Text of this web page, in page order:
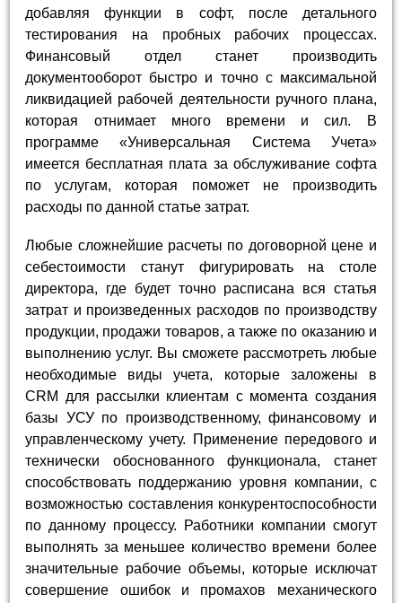
добавляя функции в софт, после детального
тестирования на пробных рабочих процессах.
Финансовый отдел станет производить
документооборот быстро и точно с максимальной
ликвидацией рабочей деятельности ручного плана,
которая отнимает много времени и сил. В
программе «Универсальная Система Учета»
имеется бесплатная плата за обслуживание софта
по услугам, которая поможет не производить
расходы по данной статье затрат.
Любые сложнейшие расчеты по договорной цене и
себестоимости станут фигурировать на столе
директора, где будет точно расписана вся статья
затрат и произведенных расходов по производству
продукции, продажи товаров, а также по оказанию и
выполнению услуг. Вы сможете рассмотреть любые
необходимые виды учета, которые заложены в
CRM для рассылки клиентам с момента создания
базы УСУ по производственному, финансовому и
управленческому учету. Применение передового и
технически обоснованного функционала, станет
способствовать поддержанию уровня компании, с
возможностью составления конкурентоспособности
по данному процессу. Работники компании смогут
выполнять за меньшее количество времени более
значительные рабочие объемы, которые исключат
совершение ошибок и промахов механического